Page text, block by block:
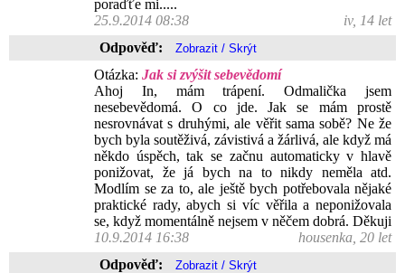
poraďťe mi.....
25.9.2014 08:38
iv, 14 let
Odpověď:
Otázka: Jak si zvýšit sebevědomí
Ahoj In, mám trápení. Odmalička jsem
nesebevědomá. O co jde. Jak se mám prostě
nesrovnávat s druhými, ale věřit sama sobě? Ne že
bych byla soutěživá, závistivá a žárlivá, ale když má
někdo úspěch, tak se začnu automaticky v hlavě
ponižovat, že já bych na to nikdy neměla atd.
Modlím se za to, ale ještě bych potřebovala nějaké
praktické rady, abych si víc věřila a neponižovala
se, když momentálně nejsem v něčem dobrá. Děkuji
10.9.2014 16:38
housenka, 20 let
Odpověď: